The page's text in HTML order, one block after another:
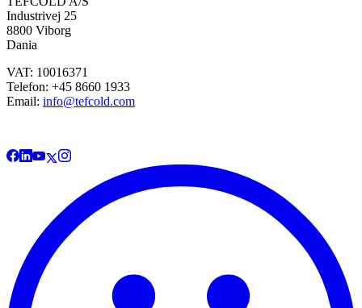
Industrivej 25
8800 Viborg
Dania
VAT: 10016371
Telefon: +45 8660 1933
Email: info@tefcold.com